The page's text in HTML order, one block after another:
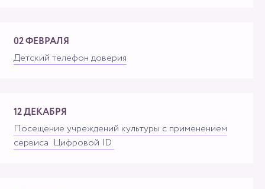
02 ФЕВРАЛЯ
Детский телефон доверия
12 ДЕКАБРЯ
Посещение учреждений культуры с применением
сервиса "Цифровой ID"